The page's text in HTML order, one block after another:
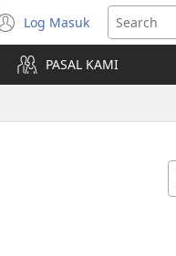
Log Masuk
(opens
new
window)
PASAL KAMI